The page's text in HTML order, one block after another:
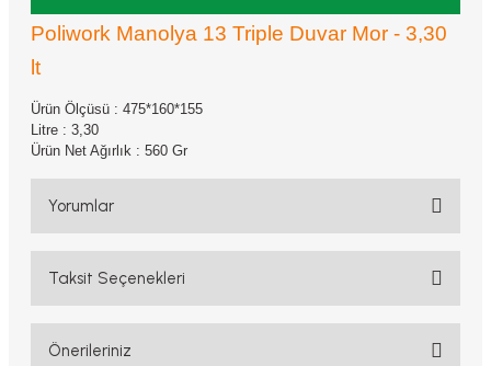
Poliwork Manolya 13 Triple Duvar Mor - 3,30
lt
Ürün Ölçüsü : 475*160*155
Litre : 3,30
Ürün Net Ağırlık : 560 Gr
Yorumlar
Bu ürüne ilk yorumu siz yapın!
Taksit Seçenekleri
Önerileriniz